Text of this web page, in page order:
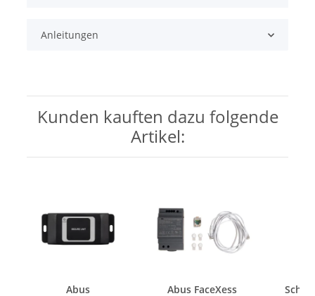
Anleitungen
Kunden kauften dazu folgende
Artikel:
Abus
Abus FaceXess